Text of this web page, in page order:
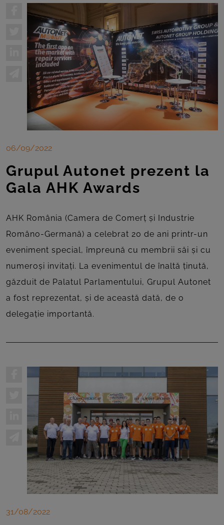
06/09/2022
Grupul Autonet prezent la
Gala AHK Awards
AHK România (Camera de Comerț și Industrie
Româno-Germană) a celebrat 20 de ani printr-un
eveniment special, împreună cu membrii săi și cu
numeroși invitați. La evenimentul de înaltă ținută,
găzduit de Palatul Parlamentului, Grupul Autonet
a fost reprezentat, și de această dată, de o
delegație importantă.
31/08/2022